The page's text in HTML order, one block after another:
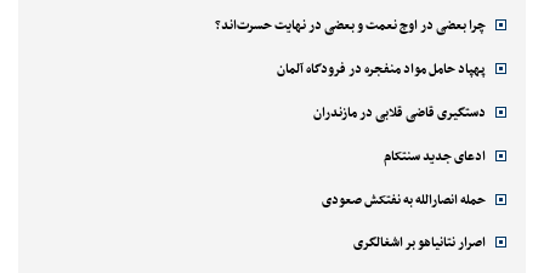
چرا بعضی در اوج نعمت و بعضی در نهایت حسرت‌اند؟
پهپاد حامل مواد منفجره در فرودگاه آلمان
دستگیری قاضی قلابی در مازندران
ادعای جدید سنتکام
حمله انصارالله به نفتکش صعودی
اصرار نتانیاهو بر اشغالگری